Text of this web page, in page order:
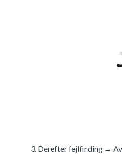
Derefter fejlfinding →